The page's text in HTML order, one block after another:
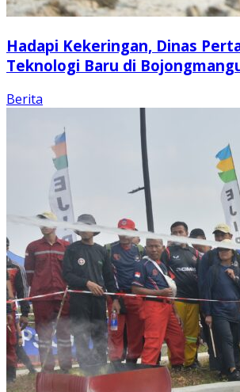
Hadapi Kekeringan, Dinas
Teknologi Baru di
Berita